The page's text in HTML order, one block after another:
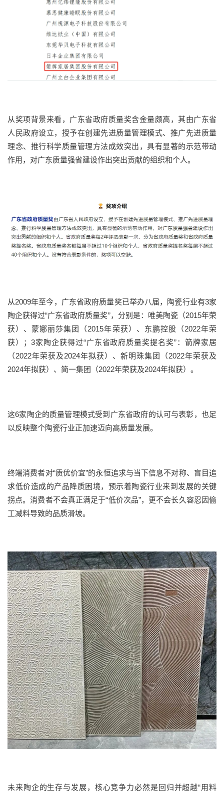
从奖项背景来看，广东省政府质量奖含金量颇高，其由广东省
人民政府设立，授予在创建先进质量管理模式、推广先进质量
理念、推行科学质量管理方法成效突出，具有显著的示范带动
作用，对广东质量强省建设作出突出贡献的组织和个人。
从2009年至今，广东省政府质量奖已举办八届，陶瓷行业有3家
陶企获得过“广东省政府质量奖”，分别是：唯美陶瓷（2015年荣
获）、蒙娜丽莎集团（2015年荣获）、东鹏控股（2022年荣
获）；3家陶企获得过“广东省政府质量奖提名奖”：箭牌家居
（2022年荣获及2024年拟获）、新明珠集团（2022年荣获及
2024年拟获）、简一集团（2022年荣获及2024年拟获）。
这6家陶企的质量管理模式受到广东省政府的认可与表彰，也足
以反映整个陶瓷行业正加速迈向高质量发展。
终端消费者对“质优价宜”的永恒追求与当下信息不对称、盲目追
求低价造成的产品降质困境，预示着陶瓷行业来到发展的关键
拐点。消费者不会真正满足于“低价次品”，更不会长久容忍因偷
工减料导致的品质滑坡。
未来陶企的生存与发展，核心竞争力必然是回归并超越“用料